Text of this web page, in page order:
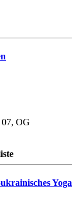
07, OG
Yoga